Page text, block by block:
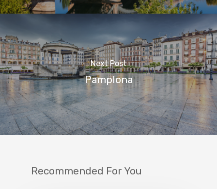
Next Post
Pamplona
Recommended For You